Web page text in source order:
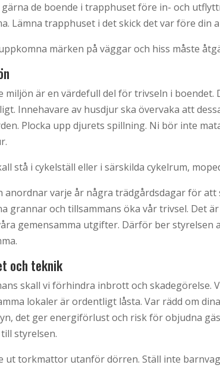
gärna de boende i trapphuset före in- och
Lämna trapphuset i det skick det var före din
märken på väggar och hiss måste
miljön är en värdefull del för trivseln i
Innehavare av husdjur ska övervaka att
Plocka upp djurets spillning. Ni bör inte
stå i cykelställ eller i särskilda cykelrum,
anordnar varje år några trädgårdsdagar för
grannar och tillsammans öka vår trivsel. Det
gemensamma utgifter. Därför ber
och teknik
skall vi förhindra inbrott och skadegörelse.
lokaler är ordentligt låsta. Var rädd om
det ger energiförlust och risk för objudna
styrelsen.
ut torkmattor utanför dörren. Ställ inte